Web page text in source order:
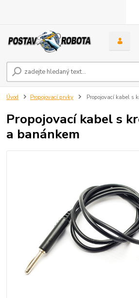
Úvod Propojovací prvky Propojovací kabel s
Propojovací kabel s
a banánkem